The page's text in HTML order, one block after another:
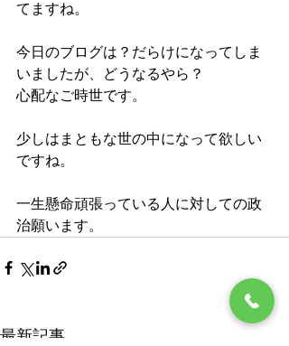
てますね。
今日のブログは？だらけになってしま
いましたが、どうなるやら？
心配なご時世です。
少しはまともな世の中になって欲しい
ですね。
一生懸命頑張っている人に対しての政
治願います。
最新記事